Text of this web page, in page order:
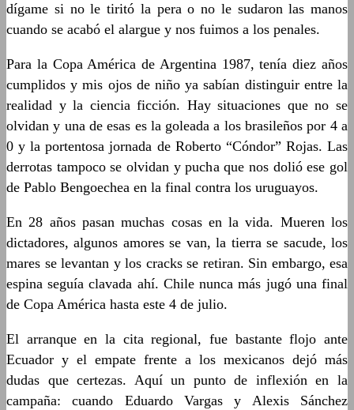
dígame si no le tiritó la pera o no le sudaron las manos
cuando se acabó el alargue y nos fuimos a los penales.
Para la Copa América de Argentina 1987, tenía diez años
cumplidos y mis ojos de niño ya sabían distinguir entre la
realidad y la ciencia ficción. Hay situaciones que no se
olvidan y una de esas es la goleada a los brasileños por 4 a
0 y la portentosa jornada de Roberto “Cóndor” Rojas. Las
derrotas tampoco se olvidan y pucha que nos dolió ese gol
de Pablo Bengoechea en la final contra los uruguayos.
En 28 años pasan muchas cosas en la vida. Mueren los
dictadores, algunos amores se van, la tierra se sacude, los
mares se levantan y los cracks se retiran. Sin embargo, esa
espina seguía clavada ahí. Chile nunca más jugó una final
de Copa América hasta este 4 de julio.
El arranque en la cita regional, fue bastante flojo ante
Ecuador y el empate frente a los mexicanos dejó más
dudas que certezas. Aquí un punto de inflexión en la
campaña: cuando Eduardo Vargas y Alexis Sánchez